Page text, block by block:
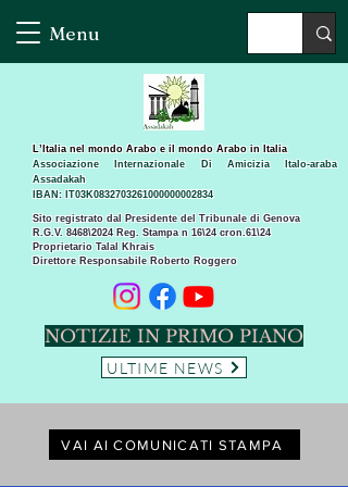
Menu
Sito registrato dal Presidente del Tribunale di Genova
R.G.V. 8468\2024 Reg. Stampa n 16\24 cron.61\24 ​
Proprietario Talal Khrais
Direttore Responsabile Roberto Roggero
L’Italia nel mondo Arabo e il mondo Arabo in Italia
Associazione Internazionale Di Amicizia Italo-araba
Assadakah
IBAN: IT03K0832703261000000002834
NOTIZIE IN PRIMO PIANO
ULTIME NEWS
VAI AI COMUNICATI STAMPA